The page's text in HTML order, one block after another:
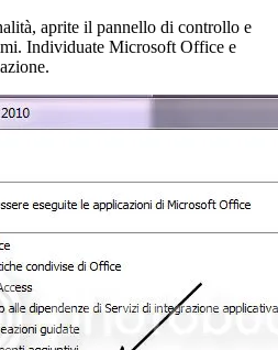
aprite il pannello di controllo e
Individuate Microsoft Office e